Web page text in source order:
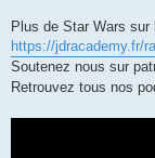
Plus de Star Wars
https://jdracademy.fr/
Soutenez nous sur
Retrouvez tous nos